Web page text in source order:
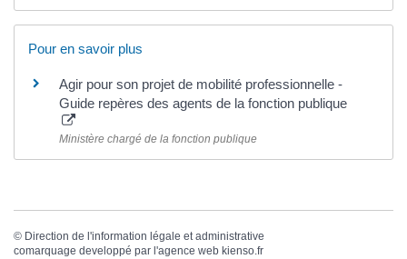
Pour en savoir plus
Agir pour son projet de mobilité professionnelle -
Guide repères des agents de la fonction publique
Ministère chargé de la fonction publique
© Direction de l'information légale et administrative
comarquage developpé par l'agence web kienso.fr